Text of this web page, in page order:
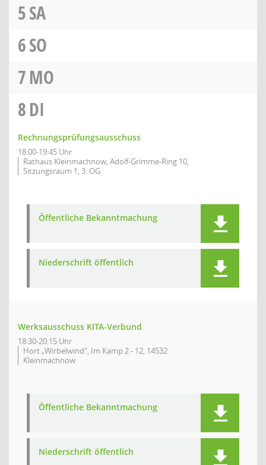
5SA
6SO
7MO
8DI
Rechnungsprüfungsausschuss
18:00-19:45 Uhr
Rathaus Kleinmachnow, Adolf-Grimme-Ring 10,
Sitzungsraum 1, 3. OG
Öffentliche Bekanntmachung
Niederschrift öffentlich
Werksausschuss KITA-Verbund
18:30-20:15 Uhr
Hort „Wirbelwind", Im Kamp 2 - 12, 14532
Kleinmachnow
Öffentliche Bekanntmachung
Niederschrift öffentlich